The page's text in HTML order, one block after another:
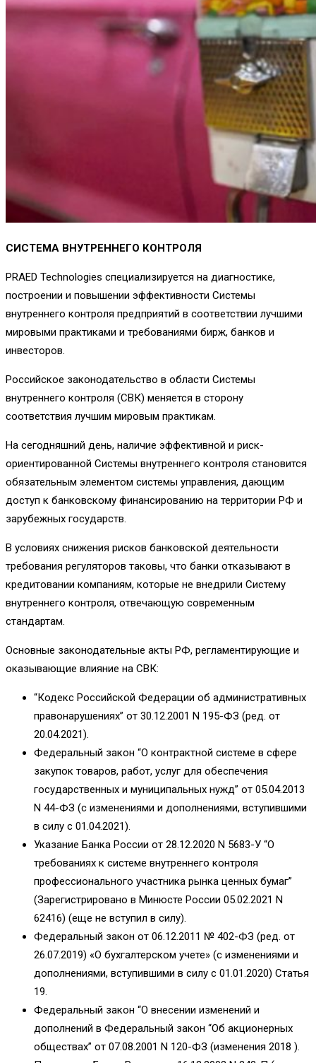
СИСТЕМА ВНУТРЕННЕГО КОНТРОЛЯ
PRAED Technologies специализируется на диагностике,
построении и повышении эффективности Системы
внутреннего контроля предприятий в соответствии лучшими
мировыми практиками и требованиями бирж, банков и
инвесторов.
Российское законодательство в области Системы
внутреннего контроля (СВК) меняется в сторону
соответствия лучшим мировым практикам.
На сегодняшний день, наличие эффективной и риск-
ориентированной Системы внутреннего контроля становится
обязательным элементом системы управления, дающим
доступ к банковскому финансированию на территории РФ и
зарубежных государств.
В условиях снижения рисков банковской деятельности
требования регуляторов таковы, что банки отказывают в
кредитовании компаниям, которые не внедрили Систему
внутреннего контроля, отвечающую современным
стандартам.
Основные законодательные акты РФ, регламентирующие и
оказывающие влияние на СВК:
“Кодекс Российской Федерации об административных
правонарушениях” от 30.12.2001 N 195-ФЗ (ред. от
20.04.2021).
Федеральный закон “О контрактной системе в сфере
закупок товаров, работ, услуг для обеспечения
государственных и муниципальных нужд” от 05.04.2013
N 44-ФЗ (с изменениями и дополнениями, вступившими
в силу с 01.04.2021).
Указание Банка России от 28.12.2020 N 5683-У “О
требованиях к системе внутреннего контроля
профессионального участника рынка ценных бумаг”
(Зарегистрировано в Минюсте России 05.02.2021 N
62416) (еще не вступил в силу).
Федеральный закон от 06.12.2011 № 402-ФЗ (ред. от
26.07.2019) «О бухгалтерском учете» (с изменениями и
дополнениями, вступившими в силу с 01.01.2020) Статья
19.
Федеральный закон “О внесении изменений и
дополнений в Федеральный закон “Об акционерных
обществах” от 07.08.2001 N 120-ФЗ (изменения 2018 ).